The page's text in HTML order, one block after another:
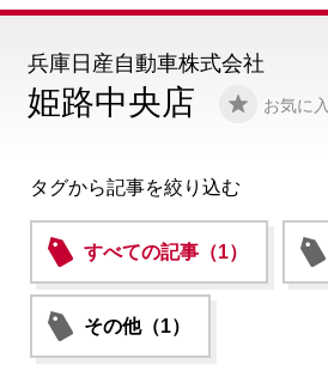
姫路中央店 お気に
兵庫日産自動車株式会社
タグから記事を絞り込む
すべての記事（1）
その他（1）